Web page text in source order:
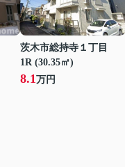
茨木市総持寺１丁目
1R (30.35㎡)
8.1万円